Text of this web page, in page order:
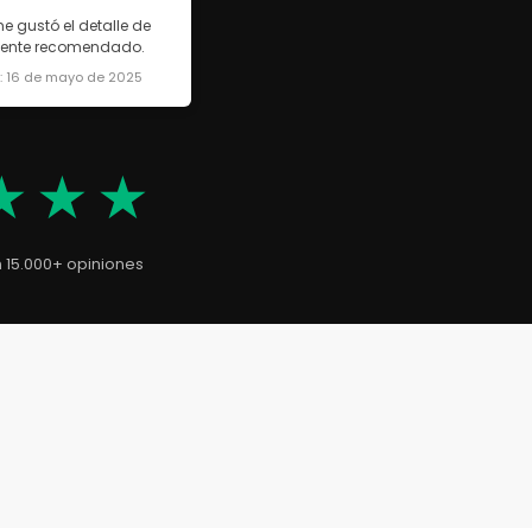
gustó el detalle de
recomendado.
16 de mayo de 2025
15.000+ opiniones